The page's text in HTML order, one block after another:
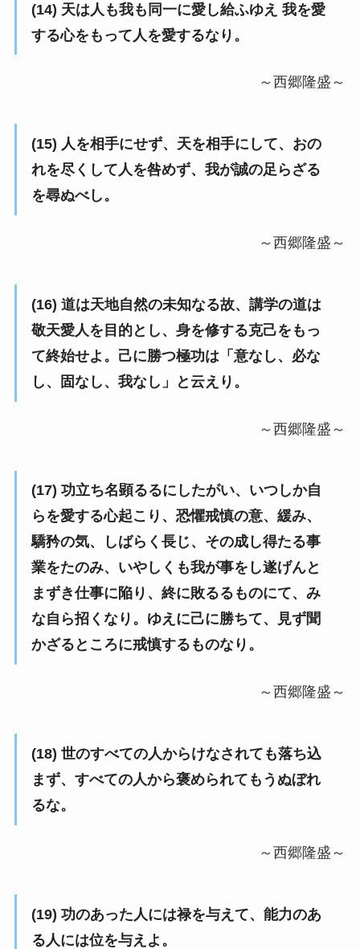
(14) 天は人も我も同一に愛し給ふゆえ 我を愛
する心をもって人を愛するなり。
～西郷隆盛～
(15) 人を相手にせず、天を相手にして、おの
れを尽くして人を咎めず、我が誠の足らざる
を尋ぬべし。
～西郷隆盛～
(16) 道は天地自然の未知なる故、講学の道は
敬天愛人を目的とし、身を修する克己をもっ
て終始せよ。己に勝つ極功は「意なし、必な
し、固なし、我なし」と云えり。
～西郷隆盛～
(17) 功立ち名顕るるにしたがい、いつしか自
らを愛する心起こり、恐懼戒慎の意、緩み、
驕矜の気、しばらく長じ、その成し得たる事
業をたのみ、いやしくも我が事をし遂げんと
まずき仕事に陥り、終に敗るるものにて、み
な自ら招くなり。ゆえに己に勝ちて、見ず聞
かざるところに戒慎するものなり。
～西郷隆盛～
(18) 世のすべての人からけなされても落ち込
まず、すべての人から褒められてもうぬぼれ
るな。
～西郷隆盛～
(19) 功のあった人には禄を与えて、能力のあ
る人には位を与えよ。